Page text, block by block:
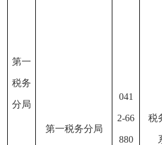
第一
税务
分局
第一税务分局
041
2-66
880
税